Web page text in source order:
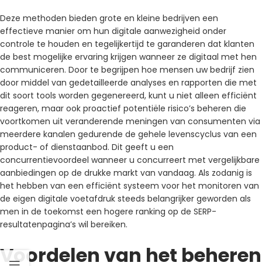
Deze methoden bieden grote en kleine bedrijven een
effectieve manier om hun digitale aanwezigheid onder
controle te houden en tegelijkertijd te garanderen dat klanten
de best mogelijke ervaring krijgen wanneer ze digitaal met hen
communiceren. Door te begrijpen hoe mensen uw bedrijf zien
door middel van gedetailleerde analyses en rapporten die met
dit soort tools worden gegenereerd, kunt u niet alleen efficiënt
reageren, maar ook proactief potentiële risico’s beheren die
voortkomen uit veranderende meningen van consumenten via
meerdere kanalen gedurende de gehele levenscyclus van een
product- of dienstaanbod. Dit geeft u een
concurrentievoordeel wanneer u concurreert met vergelijkbare
aanbiedingen op de drukke markt van vandaag. Als zodanig is
het hebben van een efficiënt systeem voor het monitoren van
de eigen digitale voetafdruk steeds belangrijker geworden als
men in de toekomst een hogere ranking op de SERP-
resultatenpagina’s wil bereiken.
Voordelen van het beheren